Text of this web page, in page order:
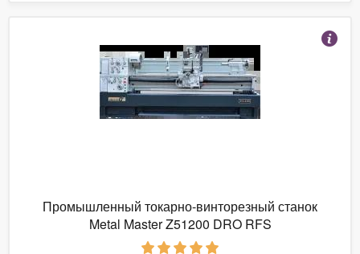
Промышленный токарно-винторезный станок
Metal Master Z51200 DRO RFS